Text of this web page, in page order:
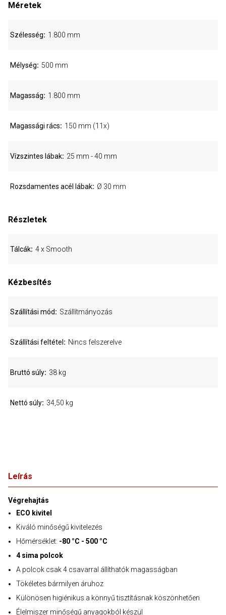
Leírás
Végrehajtás
ECO kivitel
Kiváló minőségű kivitelezés
Hőmérséklet: -80 °C - 500 °C
4 sima polcok
A polcok csak 4 csavarral állíthatók magasságban
Tökéletes bármilyen áruhoz
Különösen higiénikus a könnyű tisztításnak köszönhetően
Élelmiszer minőségű anyagokból készül
Méretek
Szélesség 1.800 mm
Mélység 500 mm
Magasság 1.800 mm
Magassági rács 150 mm (11x)
Vízszintes lábak 25 mm - 40 mm
Rozsdamentes acél lábak Ø 30 mm
Részletek
Tálcák 4 x Smooth
Kézbesítés
Szállítási mód Szállítmányozás
Szállítási feltétel Nincs felszerelve
Bruttó súly 38 kg
Nettó súly 34,50 kg